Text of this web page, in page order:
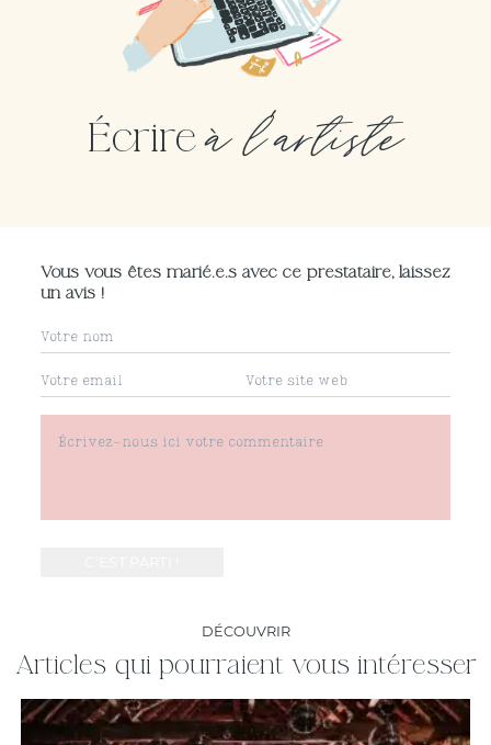
Écrire à l'artiste
Vous vous êtes marié.e.s avec ce prestataire, laissez
un avis !
DÉCOUVRIR
Articles qui pourraient vous intéresser